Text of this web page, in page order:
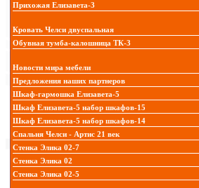
Прихожая Елизавета-3
Кровать Челси двуспальная
Обувная тумба-калошница ТК-3
Новости мира мебели
Предложения наших партнеров
Шкаф-гармошка Елизавета-5
Шкаф Елизавета-5 набор шкафов-15
Шкаф Елизавета-5 набор шкафов-14
Спальня Челси - Артис 21 век
Стенка Элика 02-7
Стенка Элика 02
Стенка Элика 02-5